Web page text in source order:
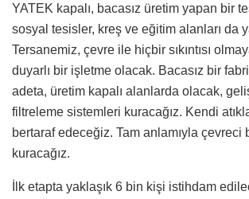
YATEK kapalı, bacasız üretim yapan bir
sosyal tesisler, kreş ve eğitim alanları da
Tersanemiz, çevre ile hiçbir sıkıntısı
duyarlı bir işletme olacak. Bacasız bir
adeta, üretim kapalı alanlarda olacak,
filtreleme sistemleri kuracağız. Kendi
bertaraf edeceğiz. Tam anlamıyla çevreci
kuracağız.
İlk etapta yaklaşık 6 bin kişi istihdam